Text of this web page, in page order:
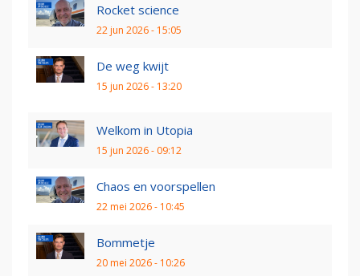
Rocket science
22 jun 2026 - 15:05
De weg kwijt
15 jun 2026 - 13:20
Welkom in Utopia
15 jun 2026 - 09:12
Chaos en voorspellen
22 mei 2026 - 10:45
Bommetje
20 mei 2026 - 10:26